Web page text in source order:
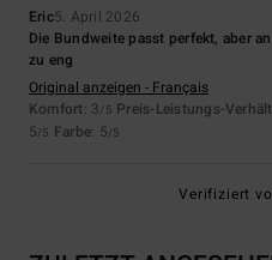
Eric5. April 2026
Die Bundweite passt perfekt, aber
zu eng
Original anzeigen - Français
Komfort: 3/5 Preis-Leistungs-
5/5 Farbe: 5/5
Verifiziert